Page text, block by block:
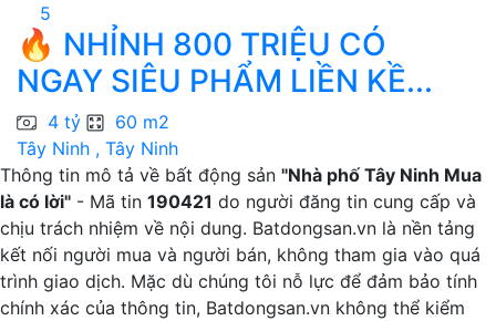
5
🔥 NHỈNH 800 TRIỆU CÓ
NGAY SIÊU PHẨM LIỀN KỀ...
4 tỷ
60 m2
Tây Ninh , Tây Ninh
Thông tin mô tả về bất động sản "Nhà phố Tây Ninh Mua
là có lời" - Mã tin 190421 do người đăng tin cung cấp và
chịu trách nhiệm về nội dung. Batdongsan.vn là nền tảng
kết nối người mua và người bán, không tham gia vào quá
trình giao dịch. Mặc dù chúng tôi nỗ lực để đảm bảo tính
chính xác của thông tin, Batdongsan.vn không thể kiểm